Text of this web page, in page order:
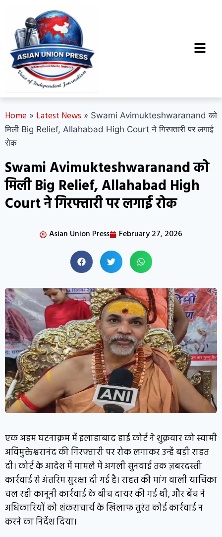
Home » Latest News » Swami Avimukteshwaranand को
मिली Big Relief, Allahabad High Court ने गिरफ्तारी पर लगाई
रोक
Swami Avimukteshwaranand को
मिली Big Relief, Allahabad High
Court ने गिरफ्तारी पर लगाई रोक
Asian Union Press February 27, 2026
एक अहम घटनाक्रम में इलाहाबाद हाई कोर्ट ने शुक्रवार को स्वामी
अविमुक्तेश्वरानंद की गिरफ्तारी पर रोक लगाकर उन्हें बड़ी राहत
दी। कोर्ट के आदेश में मामले में अगली सुनवाई तक ज़बरदस्ती
कार्रवाई से अंतरिम सुरक्षा दी गई है। राहत की मांग वाली याचिका
चल रही कानूनी कार्रवाई के बीच दायर की गई थी, और बेंच ने
अधिकारियों को शंकराचार्य के खिलाफ तुरंत कोई कार्रवाई न
करने का निर्देश दिया।